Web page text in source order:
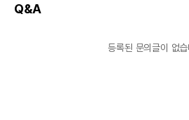
Q&A
등록된 문의글이 없